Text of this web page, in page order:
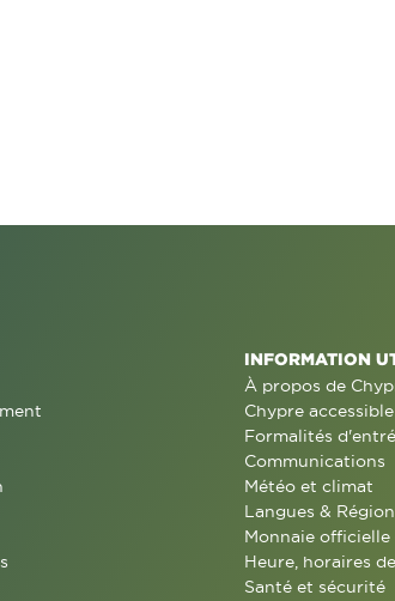
INFORMATION
À propos de
Chypre accessible
Formalités
Communications
Météo et climat
Langues &
Monnaie officielle
Heure, horaires
Santé et sécurité